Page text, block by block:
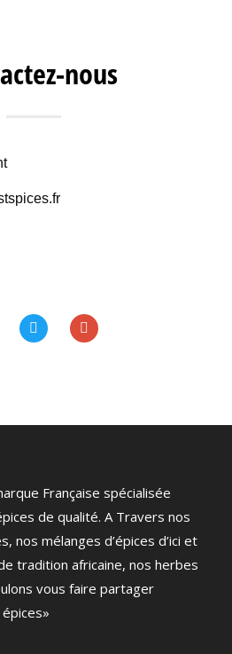
nous
Française spécialisée
de qualité. A Travers nos
nos mélanges d’épices d’ici et
tradition africaine, nos herbes
vous faire partager